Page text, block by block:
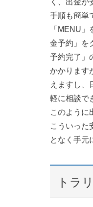
手順も簡単
「MENU
金予約」を
予約完了」
かかります
えますし、
軽に相談で
このように
こういった
となく手元
トラ